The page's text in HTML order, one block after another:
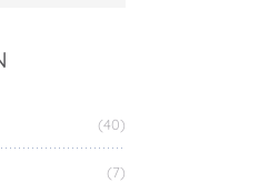
(40)
(7)